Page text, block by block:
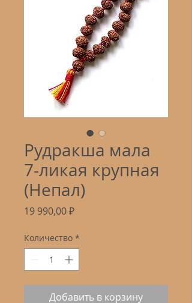
Рудракша мала
7-ликая крупная
(Непал)
19 990,00 ₽Цена
Количество *
Добавить в корзину